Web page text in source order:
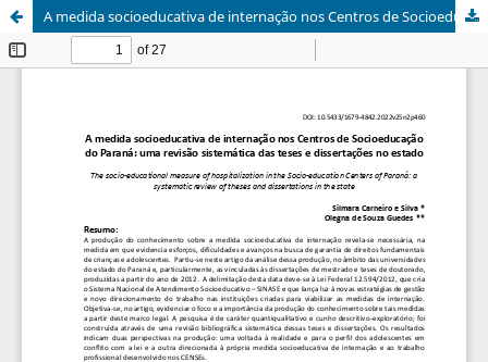
A medida socioeducativa de internação nos Centros de Socioeducação do Paraná: uma revisão sistemática das teses e dissertações no estado